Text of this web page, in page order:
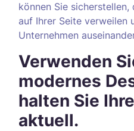
können Sie sicherstellen,
auf Ihrer Seite verweilen
Unternehmen
Verwenden
modernes
halten Sie
aktuell.